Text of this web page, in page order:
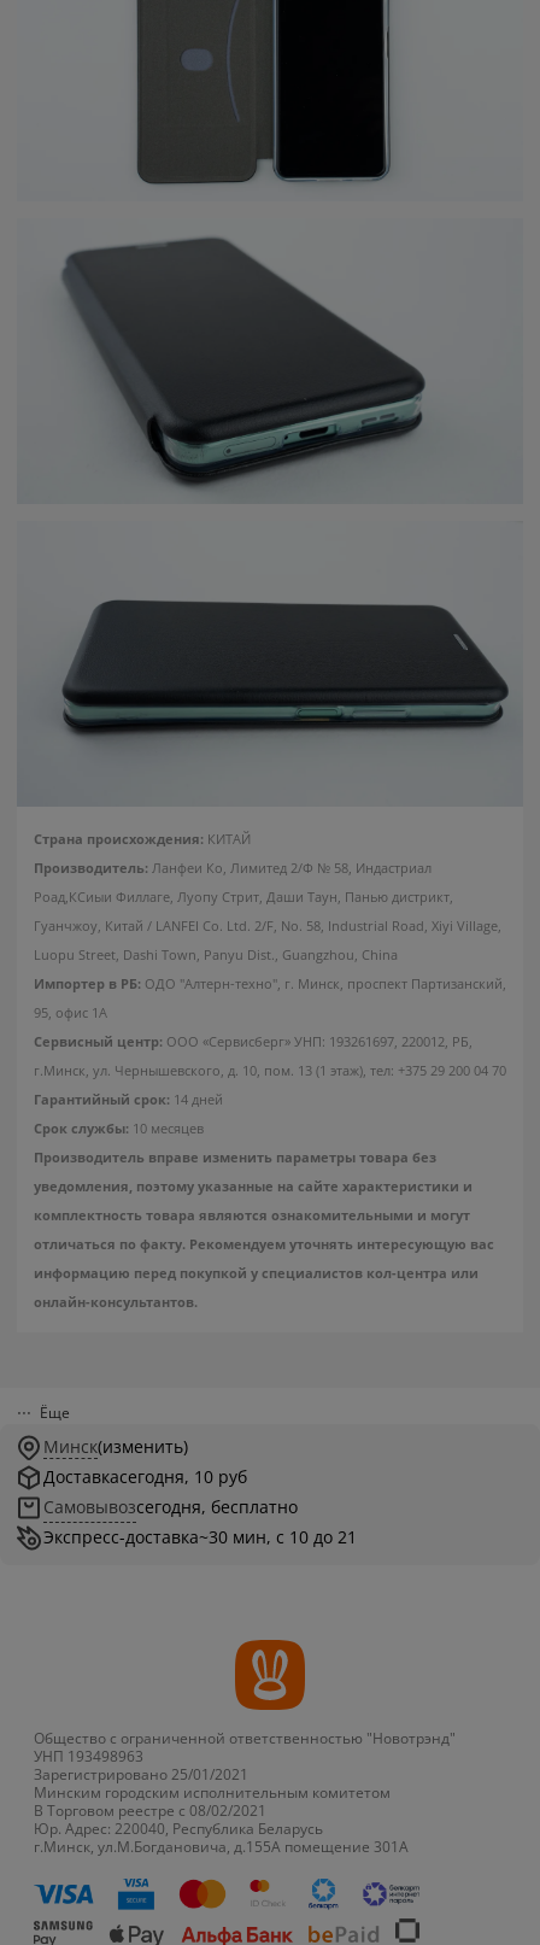
Страна происхождения: КИТАЙ
Производитель: Ланфеи Ко, Лимитед 2/Ф № 58, Индастриал
Роад,КСиыи Филлаге, Луопу Стрит, Даши Таун, Панью дистрикт,
Гуанчжоу, Китай / LANFEI Co. Ltd. 2/F, No. 58, Industrial Road, Xiyi Village,
Luopu Street, Dashi Town, Panyu Dist., Guangzhou, China
Импортер в РБ: ОДО "Алтерн-техно", г. Минск, проспект Партизанский,
95, офис 1А
Сервисный центр: ООО «Сервисберг» УНП: 193261697, 220012, РБ,
г.Минск, ул. Чернышевского, д. 10, пом. 13 (1 этаж), тел: +375 29 200 04 70
Гарантийный срок: 14 дней
Срок службы: 10 месяцев
Производитель вправе изменить параметры товара без
уведомления, поэтому указанные на сайте характеристики и
комплектность товара являются ознакомительными и могут
отличаться по факту. Рекомендуем уточнять интересующую вас
информацию перед покупкой у специалистов кол-центра или
онлайн-консультантов.
Набор бокалов для виски
Makkua Whiskey Set
3.90
Стоимость:
Ёще
Минск(изменить)
Доставкасегодня, 10 руб
Самовывозсегодня, бесплатно
Экспресс-доставка~30 мин, с 10 до 21
Общество с ограниченной ответственностью "Новотрэнд"
УНП 193498963
Зарегистрировано 25/01/2021
Минским городским исполнительным комитетом
В Торговом реестре с 08/02/2021
Юр. Адрес: 220040, Республика Беларусь
г.Минск, ул.М.Богдановича, д.155А помещение 301А